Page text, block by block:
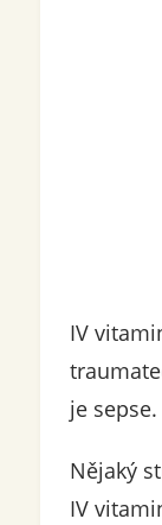
IV
je sepse.
Nějaký
IV